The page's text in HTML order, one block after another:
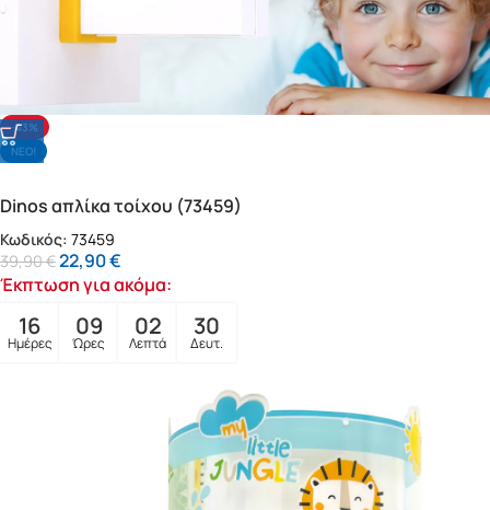
-43%
NΕΟ!
Dinos απλίκα τοίχου (73459)
Κωδικός: 73459
39,90€22,90€
Έκπτωση για ακόμα:
16
Ημέρες
09
Ώρες
02
Λεπτά
28
Δευτ.